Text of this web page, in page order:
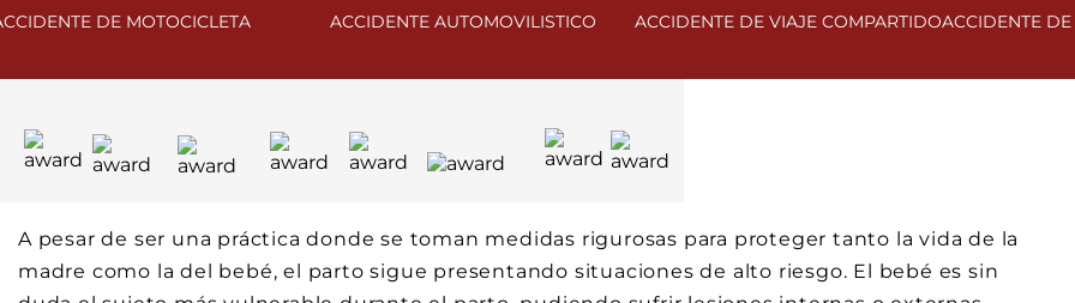
DE MOTOCICLETA ACCIDENTE AUTOMOVILISTICO ACCIDENTE DE VIAJE COMPARTIDOACCIDENTE DE
A pesar de ser una práctica donde se toman medidas rigurosas para proteger tanto la vida de la
madre como la del bebé, el parto sigue presentando situaciones de alto riesgo. El bebé es sin